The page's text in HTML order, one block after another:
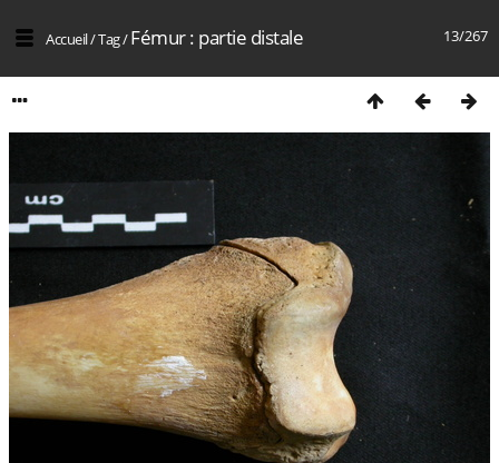
13/267
Accueil/Tag/Fémur : partie distale